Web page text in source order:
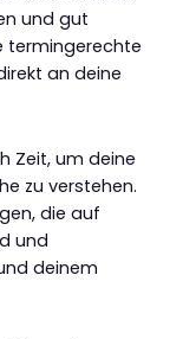
und gut
termingerechte
an deine
Zeit, um deine
zu verstehen.
die auf
und
deinem